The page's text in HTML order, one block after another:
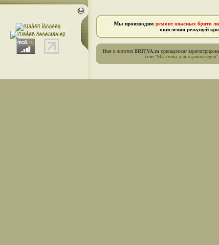
Мы производим ремонт опасных бритв
окисления режущей
Имя и логотип BRITVA.ru принадлежат
сети "Магазины для парикмахеров"